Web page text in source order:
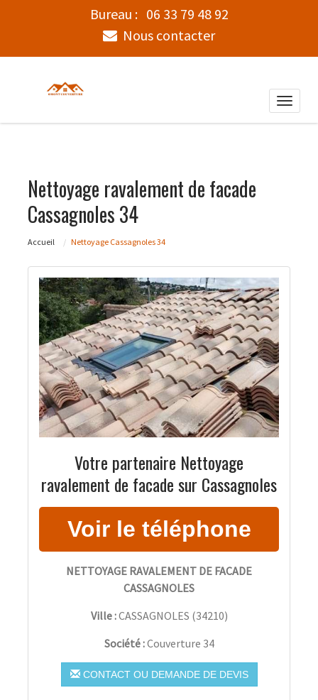
Bureau : 06 33 79 48 92
Nous contacter
Toggle
Nettoyage ravalement de facade
Cassagnoles 34
Accueil Nettoyage Cassagnoles 34
Votre partenaire Nettoyage
ravalement de facade sur Cassagnoles
NETTOYAGE RAVALEMENT DE FACADE
CASSAGNOLES
Ville :CASSAGNOLES (34210)
Société :Couverture 34
CONTACT OU DEMANDE DE DEVIS